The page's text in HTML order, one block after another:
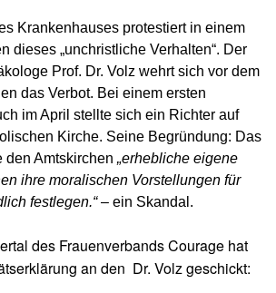
Krankenhauses protestiert in einem
dieses „unchristliche Verhalten“. Der
Prof. Dr. Volz wehrt sich vor dem
das Verbot. Bei einem ersten
im April stellte sich ein Richter auf
Kirche. Seine Begründung: Das
den Amtskirchen „erhebliche eigene
ihre moralischen Vorstellungen für
festlegen.“– ein Skandal.
des Frauenverbands Courage hat
an den Dr. Volz geschickt: